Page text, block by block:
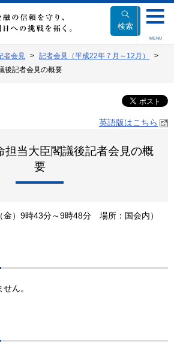
検索
MENU
者会見
記者会見（平成22年７月～12月）
後記者会見の概要
英語版はこちら
担当大臣閣議後記者会見の概
要
金）9時43分～9時48分 場所：国会内）
ん。